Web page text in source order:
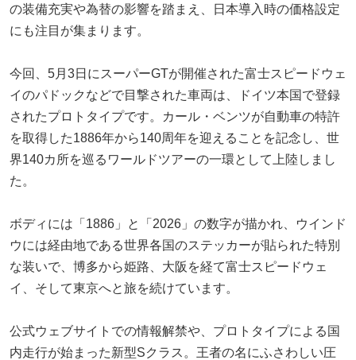
の装備充実や為替の影響を踏まえ、日本導入時の価格設定
にも注目が集まります。
今回、5月3日にスーパーGTが開催された富士スピードウェ
イのパドックなどで目撃された車両は、ドイツ本国で登録
されたプロトタイプです。カール・ベンツが自動車の特許
を取得した1886年から140周年を迎えることを記念し、世
界140カ所を巡るワールドツアーの一環として上陸しまし
た。
ボディには「1886」と「2026」の数字が描かれ、ウインド
ウには経由地である世界各国のステッカーが貼られた特別
な装いで、博多から姫路、大阪を経て富士スピードウェ
イ、そして東京へと旅を続けています。
公式ウェブサイトでの情報解禁や、プロトタイプによる国
内走行が始まった新型Sクラス。王者の名にふさわしい圧